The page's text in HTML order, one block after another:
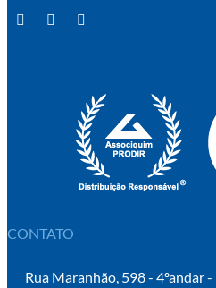
CONTATO
Rua Maranhão, 598 - 4ºandar